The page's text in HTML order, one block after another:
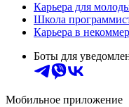
Карьера для
Школа
Карьера в
Боты для
Мобильное приложение